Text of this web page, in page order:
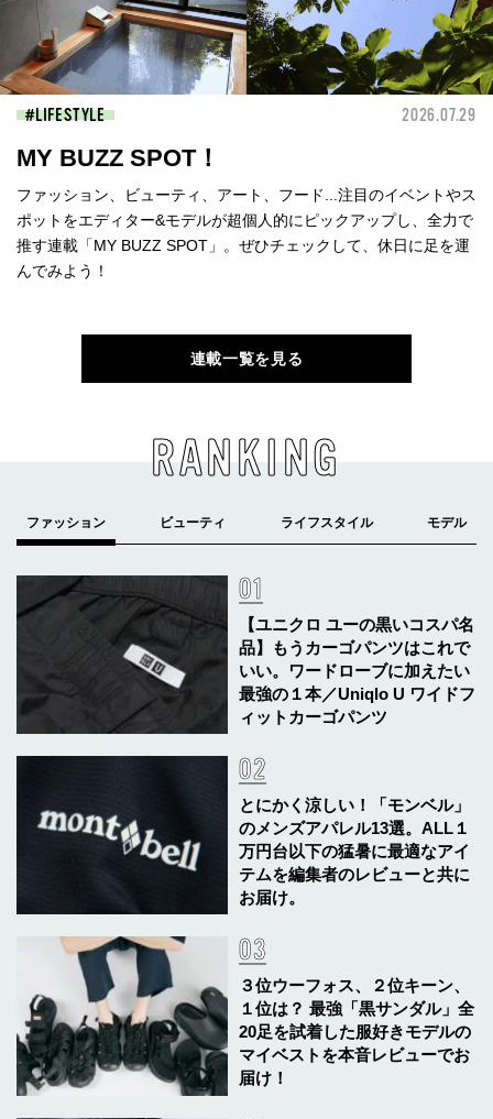
LIFESTYLE 2026.07.29
MY BUZZ SPOT！
ファッション、ビューティ、アート、フード...注目のイベントやス
ポットをエディター&モデルが超個人的にピックアップし、全力で
推す連載「MY BUZZ SPOT」。ぜひチェックして、休日に足を運
んでみよう！
連載一覧を見る
RANKING
【ユニクロ ユーの黒いコスパ名
品】もうカーゴパンツはこれで
いい。ワードローブに加えたい
最強の１本／Uniqlo U ワイドフ
ィットカーゴパンツ
とにかく涼しい！「モンベル」
のメンズアパレル13選。ALL１
万円台以下の猛暑に最適なアイ
テムを編集者のレビューと共に
お届け。
３位ウーフォス、２位キーン、
１位は？ 最強「黒サンダル」全
20足を試着した服好きモデルの
マイベストを本音レビューでお
届け！